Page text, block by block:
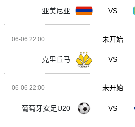
亚美尼亚 VS
06-06 22:00
克里丘马 VS
未开始
06-06 22:00
葡萄牙女足U20 VS
未开始